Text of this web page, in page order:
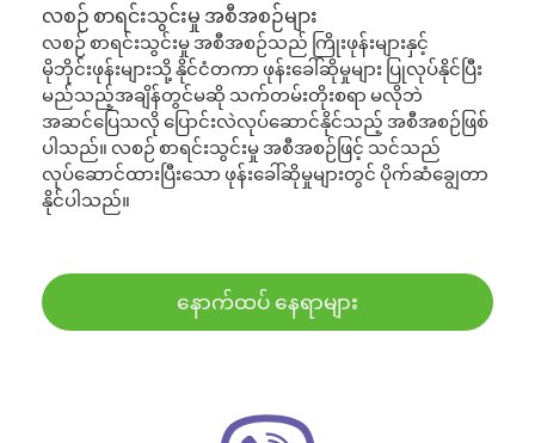
လစဉ် စာရင်းသွင်းမှု အစီအစဉ်များ
လစဉ် စာရင်းသွင်းမှု အစီအစဉ်သည် ကြိုးဖုန်းများနှင့်
မိုဘိုင်းဖုန်းများသို့ နိုင်ငံတကာ ဖုန်းခေါ်ဆိုမှုများ ပြုလုပ်နိုင်ပြီး
မည်သည့်အချိန်တွင်မဆို သက်တမ်းတိုးစရာ မလိုဘဲ
အဆင်ပြေသလို ပြောင်းလဲလုပ်ဆောင်နိုင်သည့် အစီအစဉ်ဖြစ်
ပါသည်။ လစဉ် စာရင်းသွင်းမှု အစီအစဉ်ဖြင့် သင်သည်
လုပ်ဆောင်ထားပြီးသော ဖုန်းခေါ်ဆိုမှုများတွင် ပိုက်ဆံချွေတာ
နိုင်ပါသည်။
နောက်ထပ် နေရာများ